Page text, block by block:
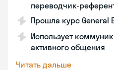
переводчик-
Прошла курс General
Использует
активного общения
Читать дальше